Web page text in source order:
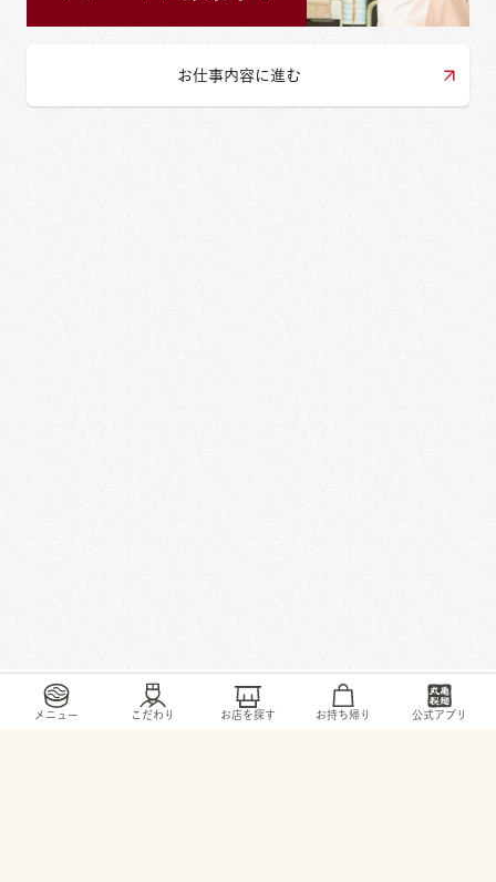
メニュー こだわり お店を探す お持ち帰り 公式アプリ
お仕事内容に進む
トップ / お店・ サービス / 玉野市 宇野1-21-22